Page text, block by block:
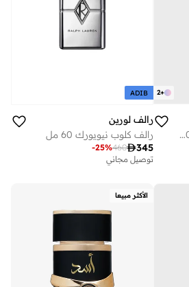
+
2
بوس بوتيلد او دو بارفان 200 مل
ADIB
رالف لورين
رالف كلوب نيويورك 60 مل
345
460
-25%
توصيل مجاني
الأكثر مبيعا